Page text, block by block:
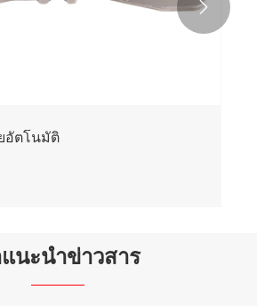
อัตโนมัติ

นะนำข่าวสาร